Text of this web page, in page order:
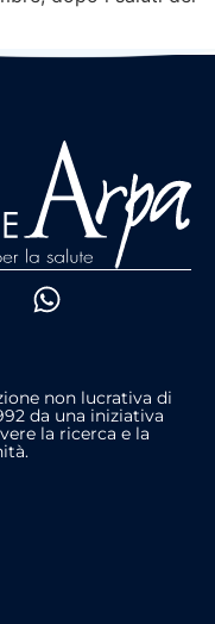
non lucrativa di
da una iniziativa
la ricerca e la